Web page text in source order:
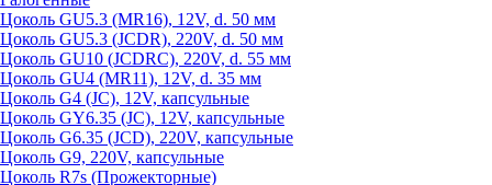
Цоколь GU5.3 (MR16), 12V, d. 50 мм
Цоколь GU5.3 (JCDR), 220V, d. 50 мм
Цоколь GU10 (JCDRC), 220V, d. 55 мм
Цоколь GU4 (MR11), 12V, d. 35 мм
Цоколь G4 (JC), 12V, капсульные
Цоколь GY6.35 (JC), 12V, капсульные
Цоколь G6.35 (JCD), 220V, капсульные
Цоколь G9, 220V, капсульные
Цоколь R7s (Прожекторные)